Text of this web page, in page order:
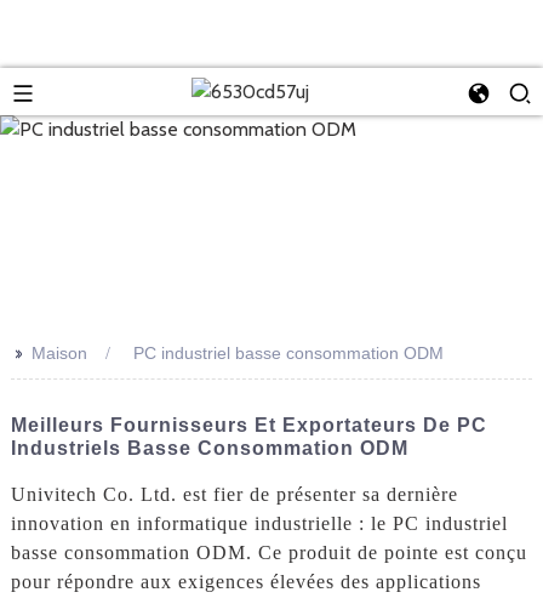
>> Maison PC industriel basse consommation ODM
Meilleurs Fournisseurs Et Exportateurs De PC
Industriels Basse Consommation ODM
Univitech Co. Ltd. est fier de présenter sa dernière
innovation en informatique industrielle : le PC industriel
basse consommation ODM. Ce produit de pointe est conçu
pour répondre aux exigences élevées des applications